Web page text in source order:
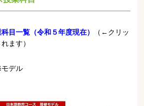
目一覧（令和５年度現在）
（←クリッ
ます）
モデル